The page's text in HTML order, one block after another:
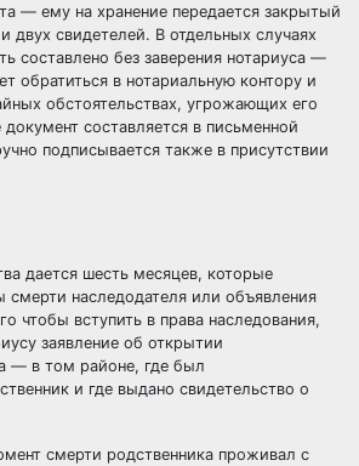
— ему на хранение передается закрытый
двух свидетелей. В отдельных случаях
составлено без заверения нотариуса —
обратиться в нотариальную контору и
обстоятельствах, угрожающих его
составляется в письменной
подписывается также в присутствии
дается шесть месяцев, которые
смерти наследодателя или объявления
чтобы вступить в права наследования,
заявление об открытии
— в том районе, где был
и где выдано свидетельство о
смерти родственника проживал с